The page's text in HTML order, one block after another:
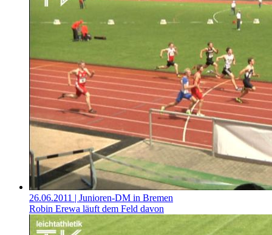
26.06.2011 | Junioren-DM in Bremen
Robin Erewa läuft dem Feld davon